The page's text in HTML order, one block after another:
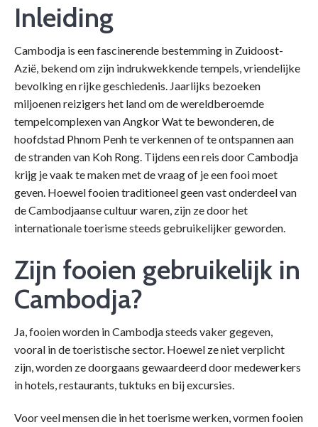
Inleiding
Cambodja is een fascinerende bestemming in Zuidoost-
Azië, bekend om zijn indrukwekkende tempels, vriendelijke
bevolking en rijke geschiedenis. Jaarlijks bezoeken
miljoenen reizigers het land om de wereldberoemde
tempelcomplexen van Angkor Wat te bewonderen, de
hoofdstad Phnom Penh te verkennen of te ontspannen aan
de stranden van Koh Rong. Tijdens een reis door Cambodja
krijg je vaak te maken met de vraag of je een fooi moet
geven. Hoewel fooien traditioneel geen vast onderdeel van
de Cambodjaanse cultuur waren, zijn ze door het
internationale toerisme steeds gebruikelijker geworden.
Zijn fooien gebruikelijk in
Cambodja?
Ja, fooien worden in Cambodja steeds vaker gegeven,
vooral in de toeristische sector. Hoewel ze niet verplicht
zijn, worden ze doorgaans gewaardeerd door medewerkers
in hotels, restaurants, tuktuks en bij excursies.
Voor veel mensen die in het toerisme werken, vormen fooien